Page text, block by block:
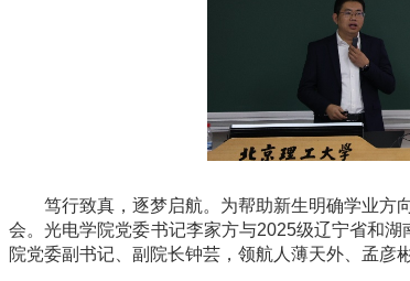
笃行致真，逐梦启航。为帮助新生明确学业方
会。光电学院党委书记李家方与2025级辽宁省和
院党委副书记、副院长钟芸，领航人薄天外、孟彦